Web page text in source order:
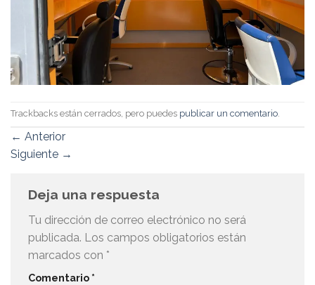
Trackbacks están cerrados, pero puedes publicar un comentario.
← Anterior
Siguiente →
Deja una respuesta
Tu dirección de correo electrónico no será
publicada. Los campos obligatorios están
marcados con *
Comentario *